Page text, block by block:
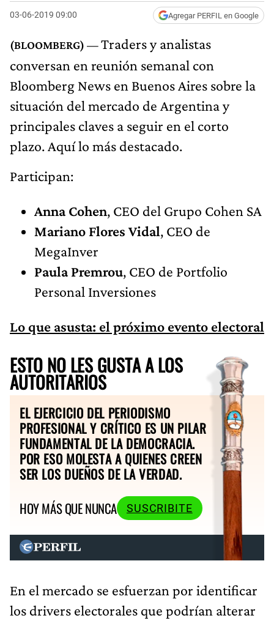
03-06-2019 09:00 Agregar PERFIL en Google
Traders y analistas
conversan en reunión semanal con
Bloomberg News en Buenos Aires sobre la
situación del mercado de Argentina y
principales claves a seguir en el corto
plazo. Aquí lo más destacado.
Participan:
Anna Cohen, CEO del Grupo Cohen SA
Mariano Flores Vidal, CEO de
MegaInver
Paula Premrou, CEO de Portfolio
Personal Inversiones
Lo que asusta: el próximo evento electoral
ESTO NO LES GUSTA A LOS
AUTORITARIOS
EL EJERCICIO DEL PERIODISMO
PROFESIONAL Y CRÍTICO ES UN PILAR
FUNDAMENTAL DE LA DEMOCRACIA.
POR ESO MOLESTA A QUIENES CREEN
SER LOS DUEÑOS DE LA VERDAD.
HOY MÁS QUE NUNCA
SUSCRIBITE
En el mercado se esfuerzan por identificar
los drivers electorales que podrían alterar